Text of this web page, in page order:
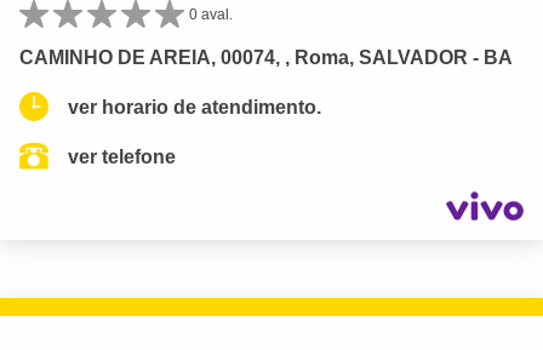
0 aval.
CAMINHO DE AREIA, 00074, , Roma, SALVADOR - BA
ver horario de atendimento.
ver telefone